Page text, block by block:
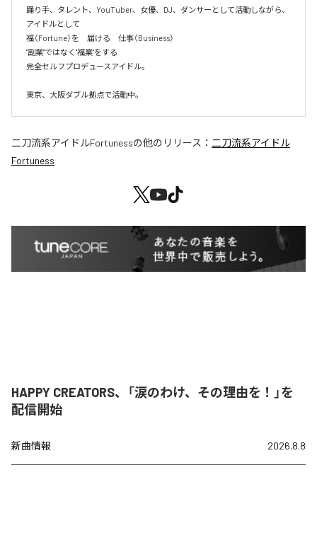
踊り手、タレント、YouTuber、女優、DJ、ダンサーとして活動しながら、
アイドルとして
福（Fortune）を　届ける　仕事（Business）
"副業"ではなく"福業"をする
完全セルフプロデュースアイドル。
東京、大阪ダブル拠点で活動中。
二刀流系アイドルFortunessの他のリリース： 二刀流系アイドル
Fortuness
HAPPY CREATORS、「涙のわけ、その理由を！」を
配信開始
新曲情報 2026.8.8